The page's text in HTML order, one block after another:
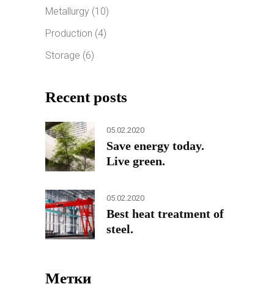
Metallurgy (10)
Production (4)
Storage (6)
Recent posts
05.02.2020
Save energy today.
Live green.
05.02.2020
Best heat treatment of
steel.
Метки